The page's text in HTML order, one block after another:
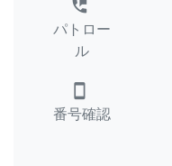
perm_phone_msg
パトロー
ル
smartphone
番号確認